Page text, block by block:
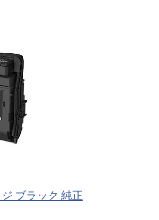
ブラック 純正